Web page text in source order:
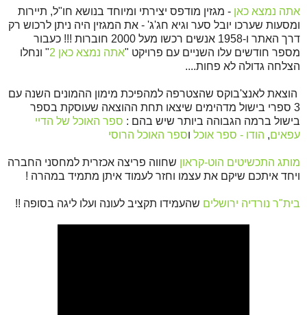
אתה נמצא כאן - מגזין מודפס יצירתי ומיוחד בנושא חו"ל, תיירות
ומסעות שערכו יובל סער וגיא חג'ג' - את המגזין היה ניתן לרכוש רק
דרך האתר ו-1958 אנשים רכשו מעל 2000 חוברות !!! כעבור
מספר חודשים עלו השניים עם פרויקט "אתה נמצא כאן 2
" ונחלו
הצלחה גדולה לא פחות....
הוצאת לאנצ'בוקס שהצטרפה למהפיכת מימון ההמונים השנה עם
3 ספרי בישול מדהימים שיצאו תחת ההוצאה שעוסקת בספר
בישול ברמה הגבוהה ביותר שיש בהם : ספר האוכל של הדיי
עפאים, הודו - ספר אוכל וספר האוכל הרוסי
מותג התכשיטים הוט-קראון שחווה פריצה אכזרית למחסני החברה
ויחד איתכם שיקם את עצמו וחזר לעמוד איתן מתמיד במהרה !
בית"ר נורדיה ירושלים שהעמידו תקציב לעונה ועלו ליגה בסופה !!